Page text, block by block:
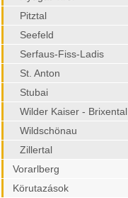
Pitztal
Seefeld
Serfaus-Fiss-Ladis
St. Anton
Stubai
Wilder Kaiser - Brixental
Wildschönau
Zillertal
Vorarlberg
Körutazások